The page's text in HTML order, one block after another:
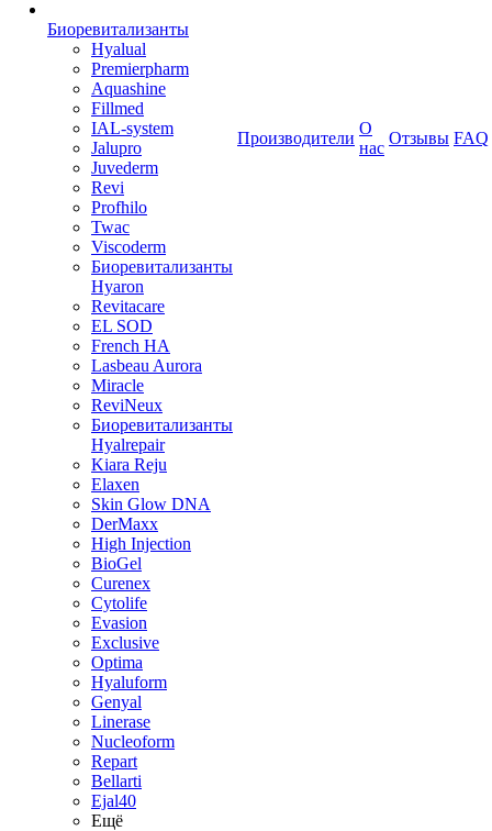
Биоревитализанты
Hyalual
Premierpharm
Aquashine
Fillmed
IAL-system
Jalupro
Juvederm
Revi
Profhilo
Twac
Viscoderm
Биоревитализанты
Hyaron
Revitacare
EL SOD
French HA
Lasbeau Aurora
Miracle
ReviNeux
Биоревитализанты
Hyalrepair
Kiara Reju
Elaxen
Skin Glow DNA
DerMaxx
High Injection
BioGel
Curenex
Cytolife
Evasion
Exclusive
Optima
Hyaluform
Genyal
Linerase
Nucleoform
Repart
Bellarti
Ejal40
Ещё
Производители
О
нас
Отзывы FAQ